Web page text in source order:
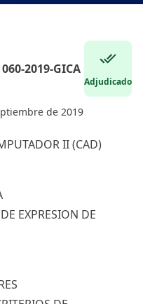
2019-GICA
Adjudicado
de 2019
II (CAD)
EXPRESION DE